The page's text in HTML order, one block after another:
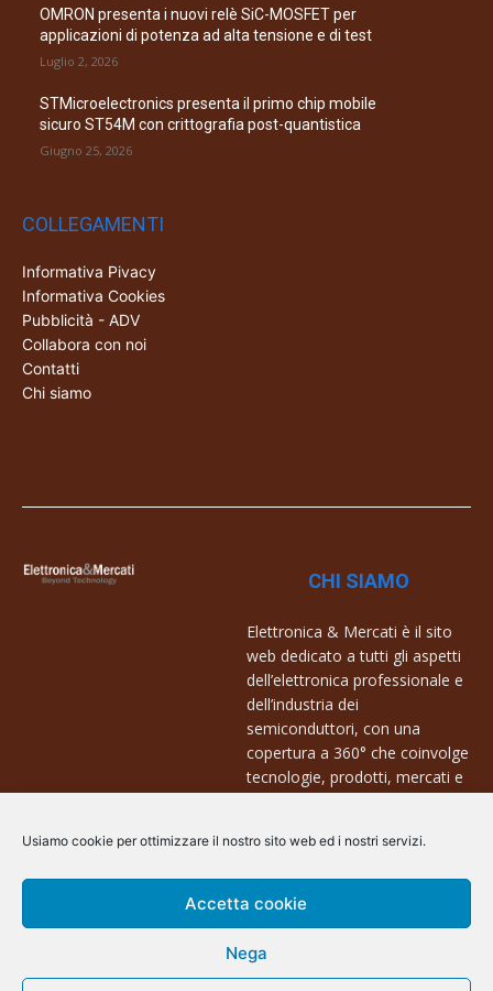
Usiamo cookie per ottimizzare il nostro sito web ed i nostri servizi.
Accetta cookie
Nega
OMRON presenta i nuovi relè SiC-MOSFET per
applicazioni di potenza ad alta tensione e di test
Luglio 2, 2026
STMicroelectronics presenta il primo chip mobile
sicuro ST54M con crittografia post-quantistica
Giugno 25, 2026
COLLEGAMENTI
Informativa Pivacy
Informativa Cookies
Pubblicità - ADV
Collabora con noi
Contatti
Chi siamo
CHI SIAMO
Elettronica & Mercati è il sito
web dedicato a tutti gli aspetti
dell’elettronica professionale e
dell’industria dei
semiconduttori, con una
copertura a 360° che coinvolge
tecnologie, prodotti, mercati e
Contatti: